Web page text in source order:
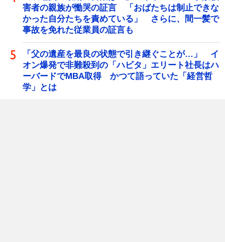
害者の親族が慟哭の証言 「おばたちは制止できな
かった自分たちを責めている」 さらに、間一髪で
事故を免れた従業員の証言も
「父の遺産を最良の状態で引き継ぐことが…」 イ
オン爆発で非難殺到の「ハビタ」エリート社長はハ
ーバードでMBA取得 かつて語っていた「経営哲
学」とは